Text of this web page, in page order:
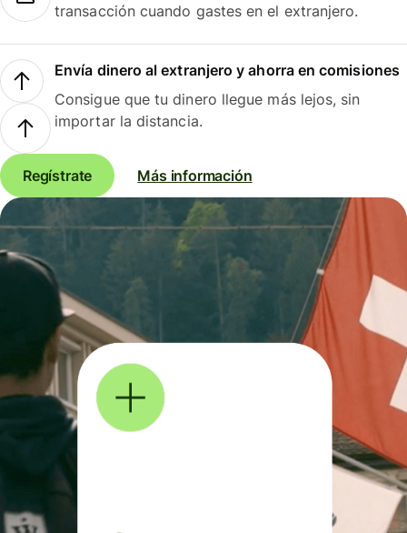
transacción cuando gastes en el extranjero.
Envía dinero al extranjero y ahorra en comisiones
Consigue que tu dinero llegue más lejos, sin
importar la distancia.
Regístrate Más información